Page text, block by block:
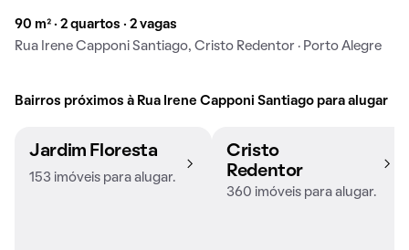
90 m² · 2 quartos · 2 vagas
Rua Irene Capponi Santiago, Cristo Redentor · Porto Alegre
Bairros próximos à Rua Irene Capponi Santiago para alugar
Jardim Floresta
153 imóveis para alugar.
Cristo
Redentor
360 imóveis para alugar.